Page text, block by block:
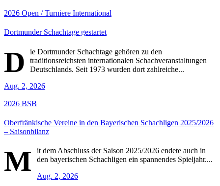
2026 Open / Turniere International
Dortmunder Schachtage gestartet
D
ie Dortmunder Schachtage gehören zu den
traditionsreichsten internationalen Schachveranstaltungen
Deutschlands. Seit 1973 wurden dort zahlreiche...
Aug. 2, 2026
2026 BSB
Oberfränkische Vereine in den Bayerischen Schachligen 2025/2026
– Saisonbilanz
M
it dem Abschluss der Saison 2025/2026 endete auch in
den bayerischen Schachligen ein spannendes Spieljahr....
Aug. 2, 2026